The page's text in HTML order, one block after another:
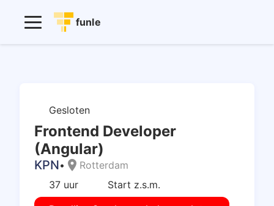
funle
Frontend Developer
(Angular)
Gesloten
KPN• location_on Rotterdam
37 uur
Start z.s.m.